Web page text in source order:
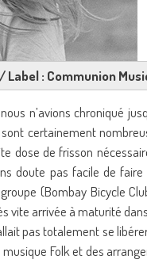
: Communion
n’avions chroniqué
certainement
dose de frisson
doute pas facile de
(Bombay Bicycle
vite arrivée à maturité
pas totalement se
Folk et des